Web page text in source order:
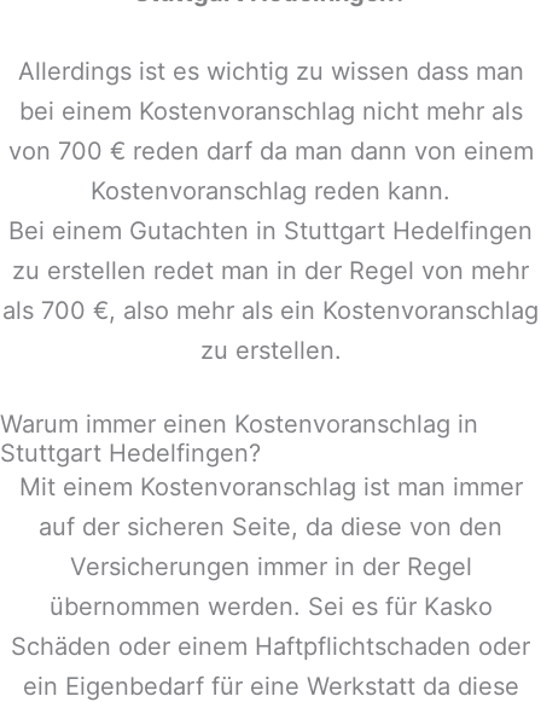
Allerdings ist es wichtig zu wissen dass man
bei einem Kostenvoranschlag nicht mehr als
von 700 € reden darf da man dann von einem
Kostenvoranschlag reden kann.
Bei einem Gutachten in Stuttgart Hedelfingen
zu erstellen redet man in der Regel von mehr
als 700 €, also mehr als ein Kostenvoranschlag
zu erstellen.
Warum immer einen Kostenvoranschlag in
Stuttgart Hedelfingen?
Mit einem Kostenvoranschlag ist man immer
auf der sicheren Seite, da diese von den
Versicherungen immer in der Regel
übernommen werden. Sei es für Kasko
Schäden oder einem Haftpflichtschaden oder
ein Eigenbedarf für eine Werkstatt da diese